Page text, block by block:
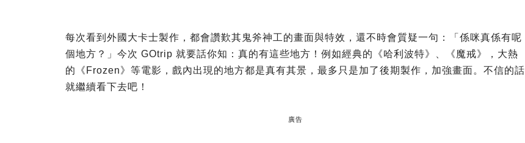
每次看到外國大卡士製作，都會讚歎其鬼斧神工的畫面與特效，還不時會質疑一句：「係咪真係有呢
個地方？」今次 GOtrip 就要話你知：真的有這些地方！例如經典的《哈利波特》、《魔戒》，大熱
的《Frozen》等電影，戲內出現的地方都是真有其景，最多只是加了後期製作，加強畫面。不信的話
就繼續看下去吧！
廣告